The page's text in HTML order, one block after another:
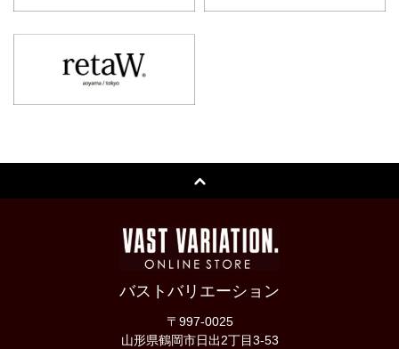
バストバリエーション
〒997-0025
山形県鶴岡市日出2丁目3-53